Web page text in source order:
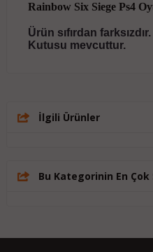
Rainbow Six Siege Ps4
Ürün sıfırdan
Kutusu mevcuttur.
İlgili Ürünler
Bu Kategorinin En Çok